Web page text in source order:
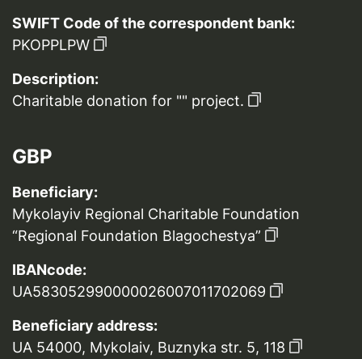
SWIFT Code of the correspondent bank:
PKOPPLPW
Description:
Charitable donation for "" project.
GBP
Beneficiary:
Mykolayiv Regional Charitable Foundation
“Regional Foundation Blagochestya”
IBANcode:
UA583052990000026007011702069
Beneficiary address:
UA 54000, Mykolaiv, Buznyka str. 5, 118